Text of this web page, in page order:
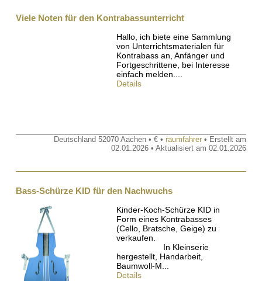
Viele Noten für den Kontrabassunterricht
Hallo, ich biete eine Sammlung
von Unterrichtsmaterialen für
Kontrabass an, Anfänger und
Fortgeschrittene, bei Interesse
einfach melden....
Details
Deutschland 52070 Aachen • € • raumfahrer • Erstellt am
02.01.2026 • Aktualisiert am 02.01.2026
Bass-Schürze KID für den Nachwuchs
Kinder-Koch-Schürze KID in
Form eines Kontrabasses
(Cello, Bratsche, Geige) zu
verkaufen.
In Kleinserie
hergestellt, Handarbeit,
Baumwoll-M...
Details